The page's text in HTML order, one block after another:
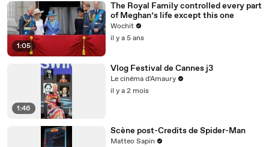
1:05
The Royal Family controlled every part
of Meghan’s life except this one
Wochit
il y a 5 ans
1:46
Vlog Festival de Cannes j3
Le cinéma d'Amaury
il y a 2 mois
Scène post-Credits de Spider-Man
Matteo Sapin